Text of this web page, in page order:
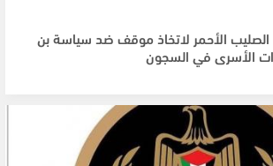
الأحمر لاتخاذ موقف ضد سياسة بن
الأسرى في السجون